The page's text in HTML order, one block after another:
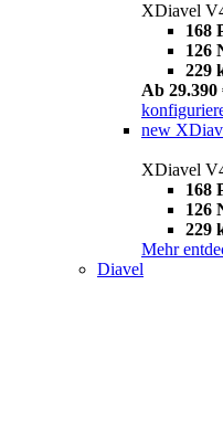
XDiavel
168
126
229
Ab 29.390
new
XDiavel
168
126
229
Mehr
Diavel